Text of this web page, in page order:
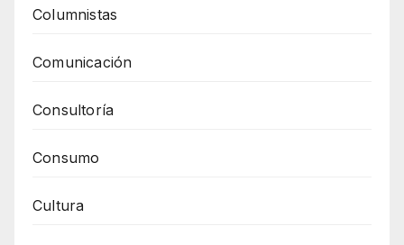
Columnistas
Comunicación
Consultoría
Consumo
Cultura